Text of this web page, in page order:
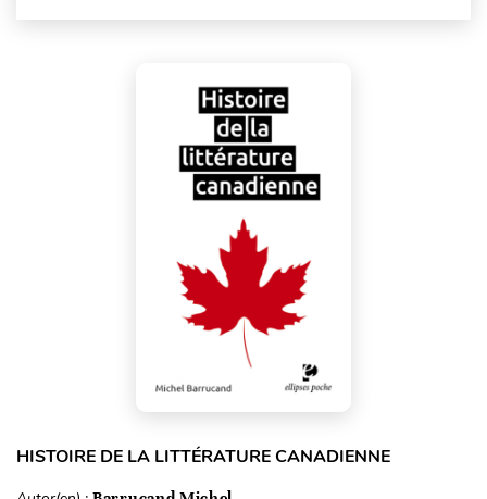
HISTOIRE DE LA LITTÉRATURE CANADIENNE